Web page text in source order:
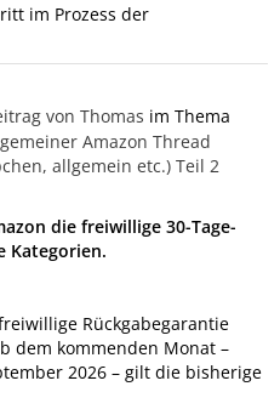
im Prozess der
von Thomas im Thema
Amazon Thread
allgemein etc.) Teil 2
die freiwillige 30-Tage-
Kategorien.
Rückgabegarantie
dem kommenden Monat –
2026 – gilt die bisherige